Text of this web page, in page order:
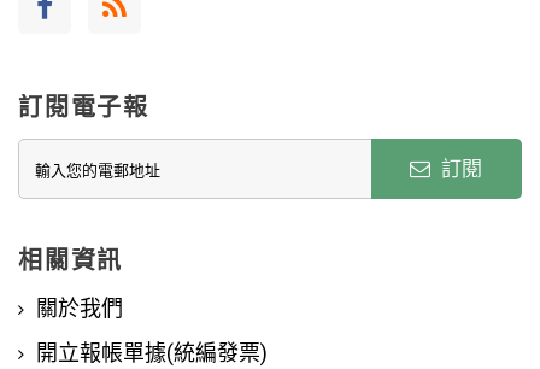
訂閱電子報
訂閱
相關資訊
關於我們
開立報帳單據(統編發票)